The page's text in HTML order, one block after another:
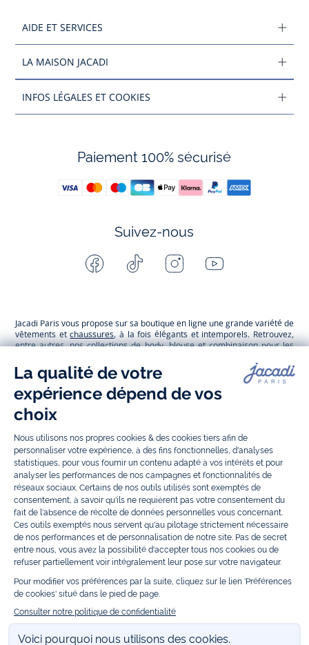
AIDE ET SERVICES
LA MAISON JACADI
INFOS LÉGALES ET COOKIES
Paiement 100% sécurisé
Suivez-nous
Facebook Tiktok InstagramYoutube
Jacadi Paris vous propose sur sa boutique en ligne une grande variété de
vêtements etchaussures, à la fois élégants et intemporels. Retrouvez,
entre autres, nos collections de body, blouse et combinaison pour les
chaussettes et accessoires pour les
de 1 mois à 12 ans.
Découvrez nos collections mode et tendance pour filles et garçons.
Grâce àJacadi Seconde Vie, donnez une seconde vie à vos articles pour
enfants. Profitez aussi de nos collections spéciales fête de fin d’année et
trouvez des idées
Retrouvez nos idées
Bénéficiez également de prix réduits avec nos collections spéciales de
vêtements enfants en soldeset de notrecollection Outlettoute l’année.
Guettez lespromotions Prix Doux, une opération spéciale Jacadi avec
des vêtements enfant à prix tout ronds. Adhérez au programme de
Fidélité Jacadi afin de profiter desventes privées. Retrouvez la collection
Les Essentielset ses vêtements emblématiques aux couleurs de la
marque, la collectionReflexaux vêtements originaux et ludiques avec
des détails réfléchissants, la collectionSport Chicaussi innovante
qu'élégante, ainsi queles Petits tricotspour compléter le vestiaire de
bébé. Pour passer l’automne et l’hiver au chaud, Jacadi vous propose une
collection demanteaux bébé et enfantet dechaussures d'hiver. Pendant
lesJolis Jours, c’est l’occasion de retrouver la nouvelle collection Jacadi
bébé et enfant à prix doux. Un mariage, un baptême, une communion de
prévue ? Trouvez unetenue de cérémoniepour votre enfant. Retrouvez
les sacsTohana, confectionnés en partenariat avec l'Association
malgache Tohana et soutenez un projet permettant à des mamans en
situation de grande précarité d’apprendre le métier de couturière.
transmettre. Pour bien s'équiper pour la
rentrée